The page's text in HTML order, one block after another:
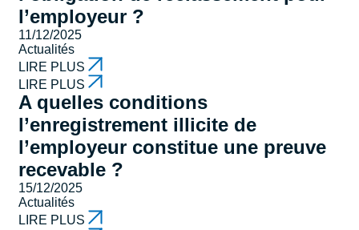
l’employeur ?
11/12/2025
Actualités
LIRE PLUS
LIRE PLUS
A quelles conditions
l’enregistrement illicite de
l’employeur constitue une preuve
recevable ?
15/12/2025
Actualités
LIRE PLUS